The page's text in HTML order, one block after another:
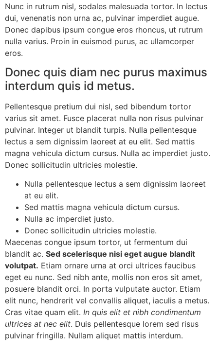
Nunc in rutrum nisl, sodales malesuada tortor. In lectus
dui, venenatis non urna ac, pulvinar imperdiet augue.
Donec dapibus ipsum congue eros rhoncus, ut rutrum
nulla varius. Proin in euismod purus, ac ullamcorper
eros.
Donec quis diam nec purus maximus
interdum quis id metus.
Pellentesque pretium dui nisl, sed bibendum tortor
varius sit amet. Fusce placerat nulla non risus pulvinar
pulvinar. Integer ut blandit turpis. Nulla pellentesque
lectus a sem dignissim laoreet at eu elit. Sed mattis
magna vehicula dictum cursus. Nulla ac imperdiet justo.
Donec sollicitudin ultricies molestie.
Nulla pellentesque lectus a sem dignissim laoreet
at eu elit.
Sed mattis magna vehicula dictum cursus.
Nulla ac imperdiet justo.
Donec sollicitudin ultricies molestie.
Maecenas congue ipsum tortor, ut fermentum dui
blandit ac. Sed scelerisque nisi eget augue blandit
volutpat. Etiam ornare urna at orci ultrices faucibus
eget eu nunc. Sed nibh ante, mollis non eros sit amet,
posuere blandit orci. In porta vulputate auctor. Etiam
elit nunc, hendrerit vel convallis aliquet, iaculis a metus.
Cras vitae quam elit. In quis elit et nibh condimentum
ultrices at nec elit. Duis pellentesque lorem sed risus
pulvinar fringilla. Nullam aliquet mattis interdum.